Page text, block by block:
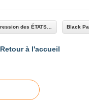
Retour à l'accueil